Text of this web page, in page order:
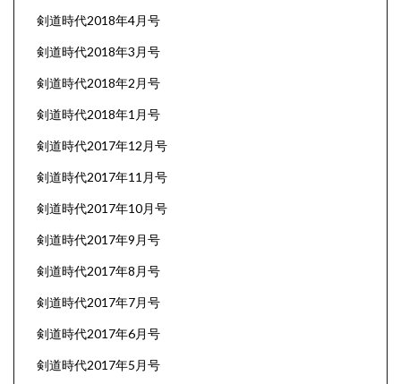
剣道時代2018年4月号
剣道時代2018年3月号
剣道時代2018年2月号
剣道時代2018年1月号
剣道時代2017年12月号
剣道時代2017年11月号
剣道時代2017年10月号
剣道時代2017年9月号
剣道時代2017年8月号
剣道時代2017年7月号
剣道時代2017年6月号
剣道時代2017年5月号